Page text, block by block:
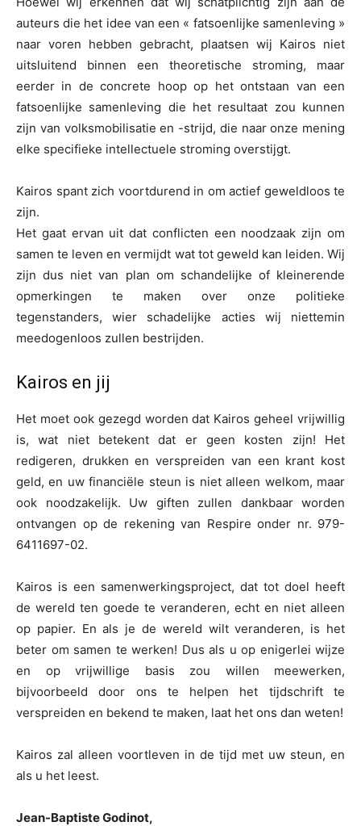
auteurs die het idee van een « fatsoenlijke samenleving »
naar voren hebben gebracht, plaatsen wij Kairos niet
uitsluitend binnen een theoretische stroming, maar
eerder in de concrete hoop op het ontstaan van een
fatsoenlijke samenleving die het resultaat zou kunnen
zijn van volksmobilisatie en -strijd, die naar onze mening
elke specifieke intellectuele stroming overstijgt.
Kairos spant zich voortdurend in om actief geweldloos te
zijn.
Het gaat ervan uit dat conflicten een noodzaak zijn om
samen te leven en vermijdt wat tot geweld kan leiden. Wij
zijn dus niet van plan om schandelijke of kleinerende
opmerkingen te maken over onze politieke
tegenstanders, wier schadelijke acties wij niettemin
meedogenloos zullen bestrijden.
Kairos en jij
Het moet ook gezegd worden dat Kairos geheel vrijwillig
is, wat niet betekent dat er geen kosten zijn! Het
redigeren, drukken en verspreiden van een krant kost
geld, en uw financiële steun is niet alleen welkom, maar
ook noodzakelijk. Uw giften zullen dankbaar worden
ontvangen op de rekening van Respire onder nr. 979-
6411697-02.
Kairos is een samenwerkingsproject, dat tot doel heeft
de wereld ten goede te veranderen, echt en niet alleen
op papier. En als je de wereld wilt veranderen, is het
beter om samen te werken! Dus als u op enigerlei wijze
en op vrijwillige basis zou willen meewerken,
bijvoorbeeld door ons te helpen het tijdschrift te
verspreiden en bekend te maken, laat het ons dan weten!
Kairos zal alleen voortleven in de tijd met uw steun, en
als u het leest.
Jean-Baptiste Godinot,